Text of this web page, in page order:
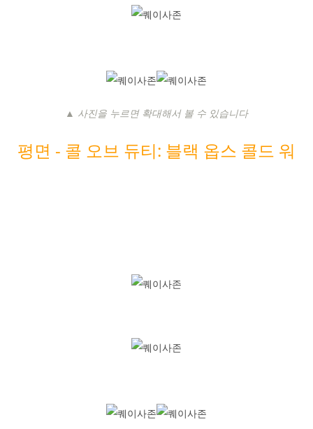
▲ 사진을 누르면 확대해서 볼 수 있습니다
평면 - 콜 오브 듀티: 블랙 옵스 콜드 워